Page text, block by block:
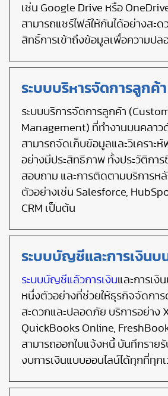
เช่น Google Drive หรือ
สามารถแชร์ไฟล์ให้กันได้อย่างสะ
สิทธิ์การเข้าถึงข้อมูลเพื่อความปล
ระบบบริหารจัดการลูกค้า
ระบบบริการจัดการลูกค้า
Management) ที่ทำงานบนคลาว
สามารถจัดเก็บข้อมูลและวิเคราะ
อย่างมีประสิทธิภาพ ทั้งประวัติกา
สอบถาม และการติดตามบริการห
ตัวอย่างเช่น Salesforce,
CRM เป็นต้น
ระบบบัญชีและการเงินบ
ระบบบัญชีแล้วการเงินและการเงิ
หนึ่งตัวอย่างที่ช่วยให้ธุรกิจจัดการ
สะดวกและปลอดภัย บริการอย่าง
QuickBooks Online,
สามารถออกใบแจ้งหนี้ บันทึกรายรั
งบการเงินแบบออนไลน์ได้ทุกที่ทุกเ